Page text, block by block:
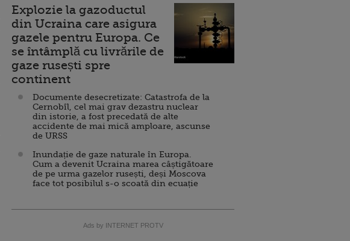
Explozie la gazoductul
din Ucraina care asigura
gazele pentru Europa. Ce
se întâmplă cu livrările de
gaze rusești spre
continent
Documente desecretizate: Catastrofa de la
Cernobîl, cel mai grav dezastru nuclear
din istorie, a fost precedată de alte
accidente de mai mică amploare, ascunse
de URSS
Inundație de gaze naturale în Europa.
Cum a devenit Ucraina marea câștigătoare
de pe urma gazelor rusești, deși Moscova
face tot posibilul s-o scoată din ecuație
Ads by INTERNET PROTV